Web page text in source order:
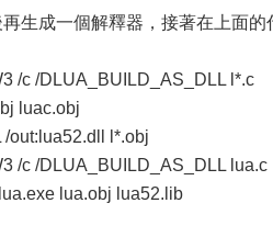
生成一個解釋器，接著在上面的
/c /DLUA_BUILD_AS_DLL l*.c
luac.obj
/out:lua52.dll l*.obj
/c /DLUA_BUILD_AS_DLL lua.c
lua.obj lua52.lib